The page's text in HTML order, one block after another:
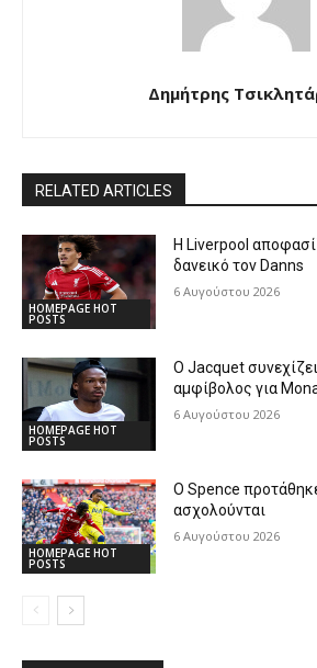
Δημήτρης
RELATED ARTICLES
HOMEPAGE HOT
POSTS
Η Liverpool
δανεικό τον Danns
6 Αυγούστου 2026
HOMEPAGE HOT
POSTS
Ο Jacquet συνεχίζει
αμφίβολος για
6 Αυγούστου 2026
HOMEPAGE HOT
POSTS
Ο Spence
ασχολούνται
6 Αυγούστου 2026